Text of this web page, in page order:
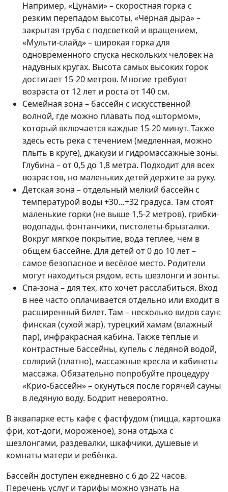
Например, «Цунами» – скоростная горка с
резким перепадом высоты, «Чёрная дыра» –
закрытая труба с подсветкой и вращением,
«Мульти-слайд» – широкая горка для
одновременного спуска нескольких человек на
надувных кругах. Высота самых высоких горок
достигает 15-20 метров. Многие требуют
возраста от 12 лет и роста от 140 см.
Семейная зона – бассейн с искусственной
волной, где можно плавать под «штормом»,
который включается каждые 15-20 минут. Также
здесь есть река с течением (медленная, можно
плыть в круге), джакузи и гидромассажные зоны.
Глубина – от 0,5 до 1,8 метра. Подходит для всех
возрастов, но маленьких детей держите за руку.
Детская зона – отдельный мелкий бассейн с
температурой воды +30…+32 градуса. Там стоят
маленькие горки (не выше 1,5-2 метров), грибки-
водопады, фонтанчики, пистолеты-брызгалки.
Вокруг мягкое покрытие, вода теплее, чем в
общем бассейне. Для детей от 0 до 10 лет –
самое безопасное и весёлое место. Родители
могут находиться рядом, есть шезлонги и зонты.
Спа-зона – для тех, кто хочет расслабиться. Вход
в неё часто оплачивается отдельно или входит в
расширенный билет. Там – несколько видов саун:
финская (сухой жар), турецкий хамам (влажный
пар), инфракрасная кабина. Также тёплые и
контрастные бассейны, купель с ледяной водой,
солярий (платно), массажные кресла и кабинеты
массажа. Обязательно попробуйте процедуру
«Крио-бассейн» – окунуться после горячей сауны
в ледяную воду. Бодрит невероятно.
В аквапарке есть кафе с фастфудом (пицца, картошка
фри, хот-доги, мороженое), зона отдыха с
шезлонгами, раздевалки, шкафчики, душевые и
комнаты матери и ребёнка.
Бассейн доступен ежедневно с 6 до 22 часов.
Перечень услуг и тарифы можно узнать на